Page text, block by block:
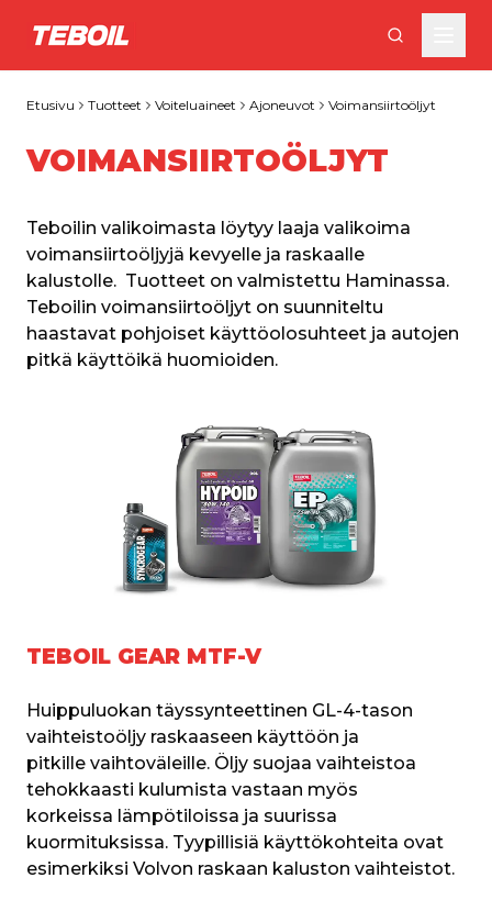
Siirry pääsisältöön
Etusivu Tuotteet Voiteluaineet Ajoneuvot Voimansiirtoöljyt
VOIMANSIIRTOÖLJYT
Teboilin valikoimasta löytyy laaja valikoima
voimansiirtoöljyjä kevyelle ja raskaalle
kalustolle.  Tuotteet on valmistettu Haminassa.
Teboilin voimansiirtoöljyt on suunniteltu
haastavat pohjoiset käyttöolosuhteet ja autojen
pitkä käyttöikä huomioiden.
TEBOIL GEAR MTF-V
Huippuluokan täyssynteettinen GL-4-tason
vaihteistoöljy raskaaseen käyttöön ja
pitkille vaihtoväleille. Öljy suojaa vaihteistoa
tehokkaasti kulumista vastaan myös
korkeissa lämpötiloissa ja suurissa
kuormituksissa. Tyypillisiä käyttökohteita ovat
esimerkiksi Volvon raskaan kaluston vaihteistot.